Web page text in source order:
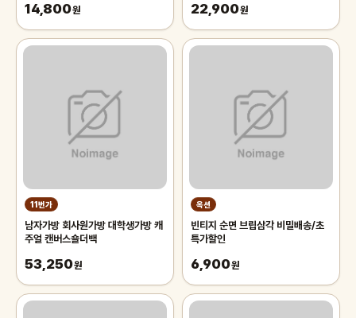
14,800원 22,900원
11번가
남자가방 회사원가방 대학생가방 캐
주얼 캔버스숄더백
53,250원
옥션
빈티지 순면 브립삼각 비밀배송/초
특가할인
6,900원